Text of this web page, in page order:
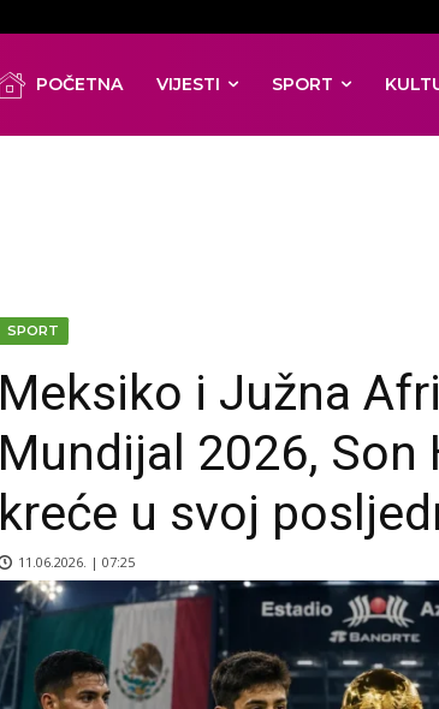
POČETNA VIJESTI SPORT
SPORT
Meksiko i Južna
Mundijal 2026, Son
kreće u svoj
11.06.2026. | 07:25